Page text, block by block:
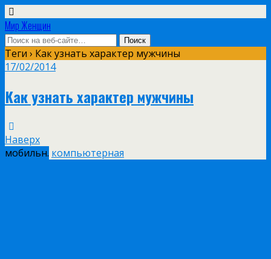
Мир Женщин
Теги › Как узнать характер мужчины
17/02/2014
Как узнать характер мужчины
Наверх
мобильн. компьютерная